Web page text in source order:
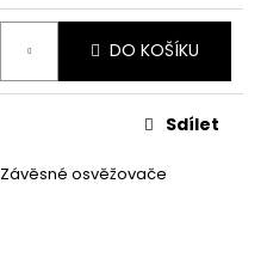
DO KOŠÍKU
Závěsné osvěžovače
Sdílet